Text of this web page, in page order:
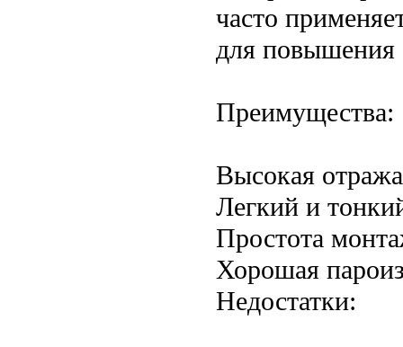
часто
для повышения
Преимущества:
Высокая
Легкий и
Простота
Хорошая
Недостатки: